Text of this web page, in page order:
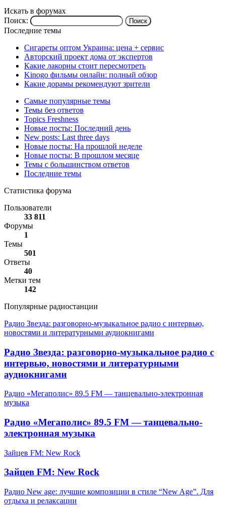
Искать в форумах
Поиск:
Последние темы
Сигареты оптом Украина: цена + сервис
Авторский проект дома от экспертов
Какие лакорны стоит пересмотреть
Kinogo фильмы онлайн: полный обзор
Какие дорамы рекомендуют зрители
Самые популярные темы
Темы без ответов
Topics Freshness
Новые посты: Последний день
New posts: Last three days
Новые посты: На прошлой неделе
Новые посты: В прошлом месяце
Темы с большинством ответов
Последние темы
Статистика форума
Пользователи
33 811
Форумы
1
Темы
501
Ответы
40
Метки тем
142
Популярные радиостанции
Радио Звезда: разговорно-музыкальное радио с интервью,
новостями и литературными аудиокнигами
Радио Звезда: разговорно-музыкальное радио с
интервью, новостями и литературными
аудиокнигами
Радио «Мегаполис» 89.5 FM — танцевально-электронная
музыка
Радио «Мегаполис» 89.5 FM — танцевально-
электронная музыка
Зайцев FM: New Rock
Зайцев FM: New Rock
Радио New age: лучшие композиции в стиле “New Age”. Для
отдыха и релаксации